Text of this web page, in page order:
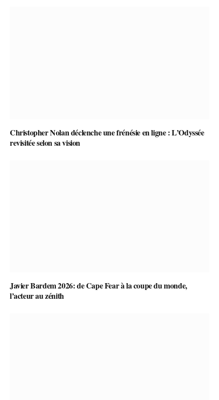
Christopher Nolan déclenche une frénésie en ligne : L’Odyssée
revisitée selon sa vision
Javier Bardem 2026: de Cape Fear à la coupe du monde,
l’acteur au zénith